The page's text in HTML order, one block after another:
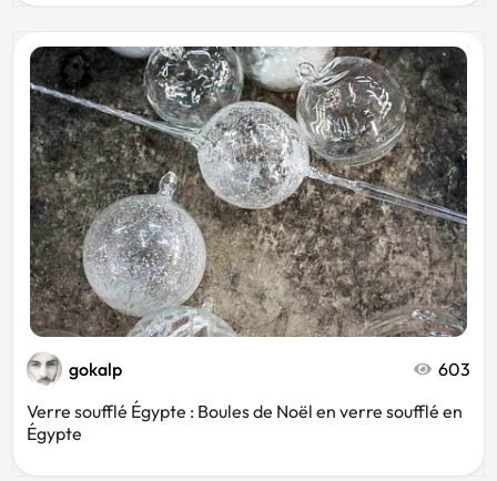
gokalp
603
Verre soufflé Égypte : Boules de Noël en verre soufflé en
Égypte